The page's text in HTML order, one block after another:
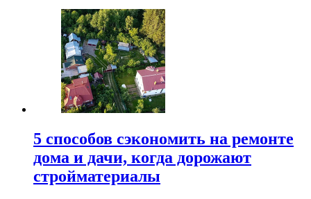
5 способов сэкономить на ремонте
дома и дачи, когда дорожают
стройматериалы